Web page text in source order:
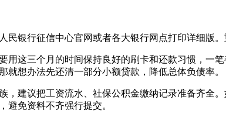
民银行征信中心官网或者各大银行网点打印详细版
用这三个月的时间保持良好的刷卡和还款习惯，一
想办法先还清一部分小额贷款，降低总体负债率。
，建议把工资流水、社保公积金缴纳记录准备齐全
避免资料不齐强行提交。